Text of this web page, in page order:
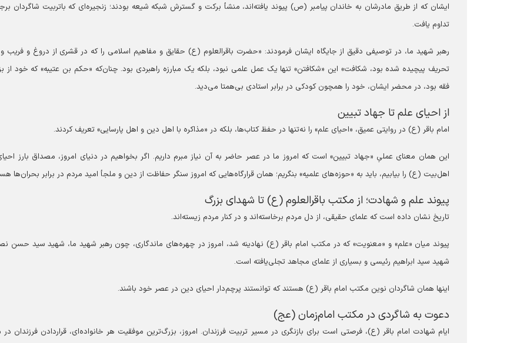
ایشان که از طریق مادرشان به خاندان پیامبر (ص) پیوند یافته‌اند، منشأ برکت و گسترش شبکه شیعه بودند؛ زنجیره‌ای که باتربیت شاگردان
تداوم یافت.
رهبر شهید ما، در توصیفی دقیق از جایگاه ایشان فرمودند: «حضرت باقرالعلوم (ع) حقایق و مفاهیم اسلامی را که در قشری از دروغ و فریب و
تحریف پیچیده شده بود، شکافت» این «شکافتن» تنها یک عمل علمی نبود، بلکه یک مبارزه راهبردی بود. چنان‌که «حکم بن عتیبه» که خود از
فقه بود، در محضر ایشان، خود را همچون کودکی در برابر استادی بی‌همتا می‌دید.
از احیای علم تا جهاد تبیین
امام باقر (ع) در روایتی عمیق، «احیای علم» را نه‌تنها در حفظ کتاب‌ها، بلکه در «مذاکره با اهل دین و اهل پارسایی» تعریف کردند.
این همان معنای عملیِ «جهاد تبیین» است که امروز ما در عصر حاضر به آن نیاز مبرم داریم. اگر بخواهیم در دنیای امروز، مصداق بارز
اهل‌بیت (ع) را بیابیم، باید به «حوزه‌های علمیه» بنگریم؛ همان قرارگاه‌هایی که امروز سنگر حفاظت از دین و ملجأ امید مردم در برابر بحران‌ها
پیوند علم و شهادت؛ از مکتب باقرالعلوم (ع) تا شهدای بزرگ
تاریخ نشان داده است که علمای حقیقی، از دل مردم برخاسته‌اند و در کنار مردم زیسته‌اند.
پیوند میان «علم» و «معنویت» که در مکتب امام باقر (ع) نهادینه شد، امروز در چهره‌های ماندگاری، چون رهبر شهید ما، شهید سید حسن
شهید سید ابراهیم رئیسی و بسیاری از علمای مجاهد تجلی‌یافته است.
اینها همان شاگردان نوین مکتب امام باقر (ع) هستند که توانستند پرچم‌دار احیای دین در عصر خود باشند.
دعوت به شاگردی در مکتب امام‌زمان (عج)
ایام شهادت امام باقر (ع)، فرصتی است برای بازنگری در مسیر تربیت فرزندان. امروز، بزرگ‌ترین موفقیت هر خانواده‌ای، قراردادن فرزندان در